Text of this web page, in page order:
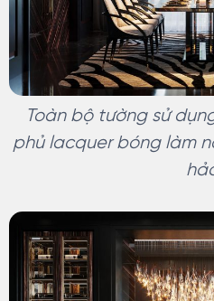
Toàn bộ tường sử
phủ lacquer bóng làm